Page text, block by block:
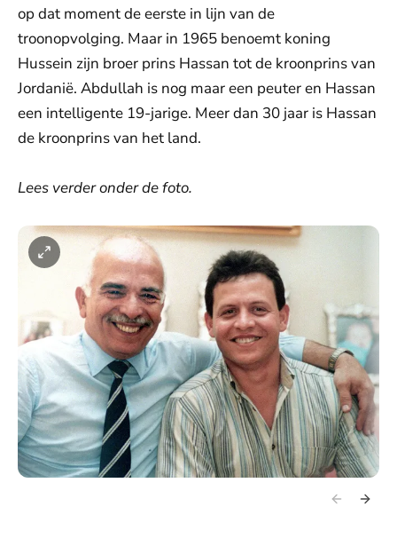
op dat moment de eerste in lijn van de
troonopvolging. Maar in 1965 benoemt koning
Hussein zijn broer prins Hassan tot de kroonprins van
Jordanië. Abdullah is nog maar een peuter en Hassan
een intelligente 19-jarige. Meer dan 30 jaar is Hassan
de kroonprins van het land.
Lees verder onder de foto.